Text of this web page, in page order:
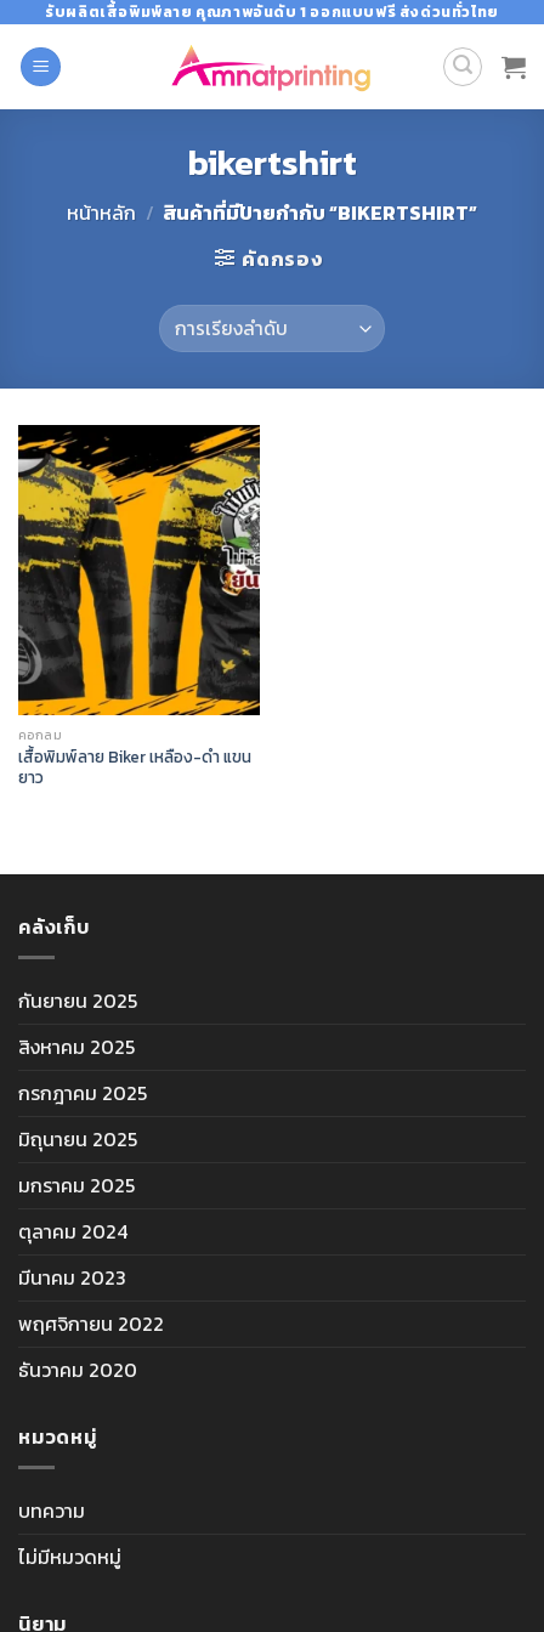
content
รับผลิตเสื้อพิมพ์ลาย คุณภาพอันดับ 1 ออกแบบฟรี ส่งด่วนทั่วไทย
bikertshirt
หน้าหลัก / สินค้าที่มีป้ายกำกับ “BIKERTSHIRT”
คัดกรอง
คอกลม
เสื้อพิมพ์ลาย Biker เหลือง-ดำ แขน
ยาว
คลังเก็บ
กันยายน 2025
สิงหาคม 2025
กรกฎาคม 2025
มิถุนายน 2025
มกราคม 2025
ตุลาคม 2024
มีนาคม 2023
พฤศจิกายน 2022
ธันวาคม 2020
หมวดหมู่
บทความ
ไม่มีหมวดหมู่
นิยาม